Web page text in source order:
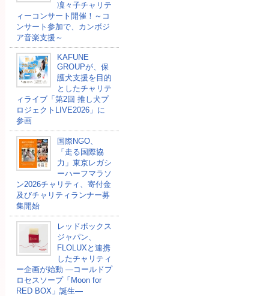
凜々子チャリテ
ィーコンサート開催！～コ
ンサート参加で、カンボジ
ア音楽支援～
KAFUNE
GROUPが、保
護犬支援を目的
としたチャリテ
ィライブ「第2回 推し犬プ
ロジェクトLIVE2026」に
参画
国際NGO、
「走る国際協
力」東京レガシ
ーハーフマラソ
ン2026チャリティ、寄付金
及びチャリティランナー募
集開始
レッドボックス
ジャパン、
FLOLUXと連携
したチャリティ
ー企画が始動 ―コールドプ
ロセスソープ「Moon for
RED BOX」誕生―